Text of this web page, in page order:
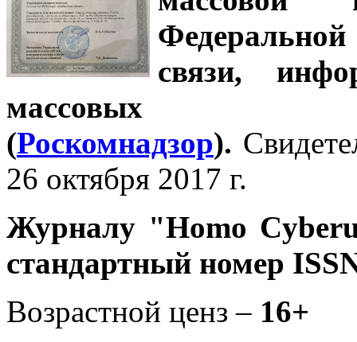
связи,
массовых
(Роскомнадзор).
26 октября 2017 г.
Журналу "Homo
стандартный номер
Возрастной ценз – 16+